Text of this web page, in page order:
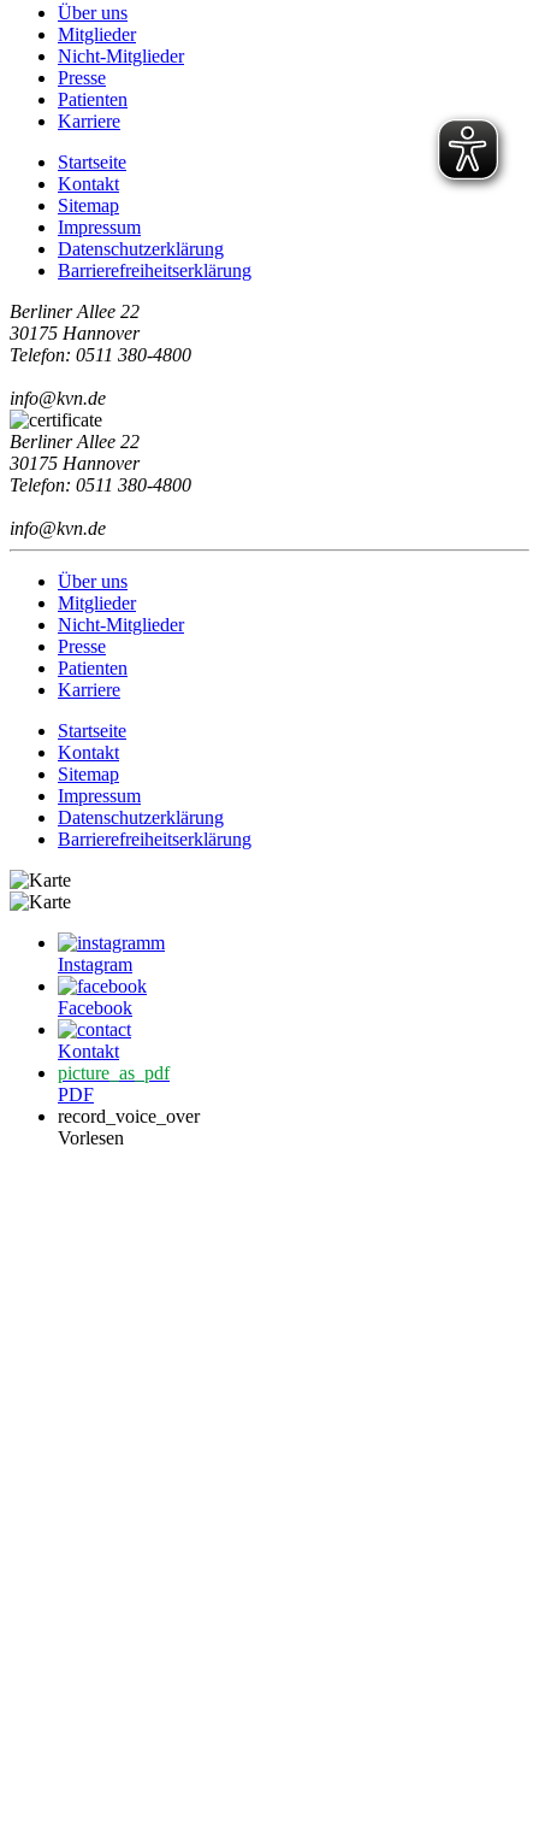
Über uns
Mitglieder
Nicht-Mitglieder
Presse
Patienten
Karriere
Startseite
Kontakt
Sitemap
Impressum
Datenschutzerklärung
Barrierefreiheitserklärung
Berliner Allee 22
30175 Hannover
Telefon: 0511 380-4800
info@kvn.de
Berliner Allee 22
30175 Hannover
Telefon: 0511 380-4800
info@kvn.de
Über uns
Mitglieder
Nicht-Mitglieder
Presse
Patienten
Karriere
Startseite
Kontakt
Sitemap
Impressum
Datenschutzerklärung
Barrierefreiheitserklärung
Instagram
Facebook
Kontakt
picture_as_pdf
PDF
record_voice_over
Vorlesen